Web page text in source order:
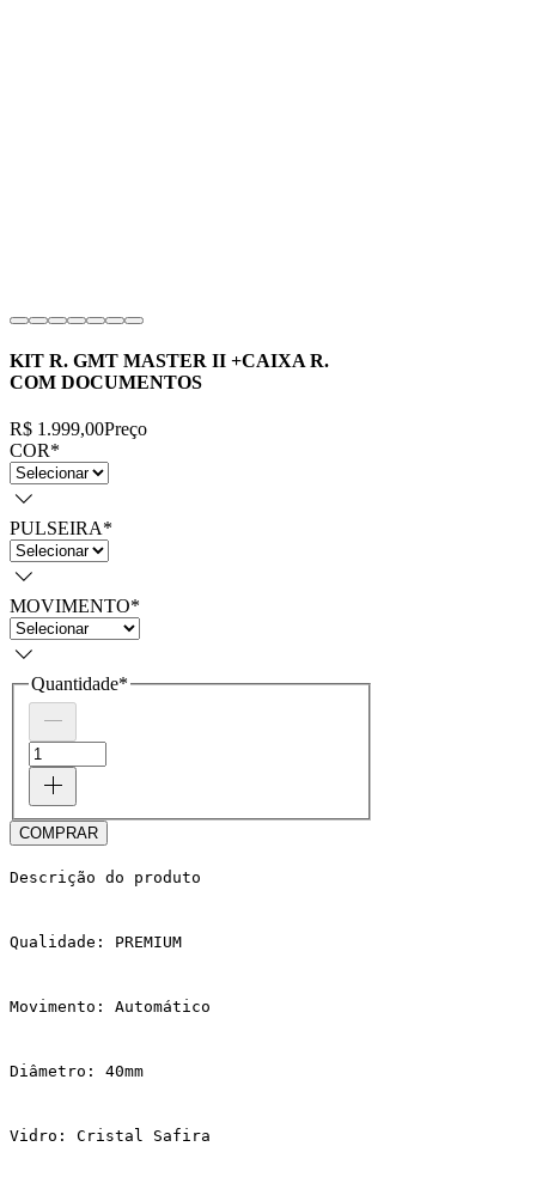
KIT R. GMT MASTER II +CAIXA R.
COM DOCUMENTOS
R$ 1.999,00Preço
COR*
PULSEIRA*
MOVIMENTO*
Quantidade*
COMPRAR
Descrição do produto
Qualidade: PREMIUM
Movimento: Automático
Diâmetro: 40mm
Vidro: Cristal Safira